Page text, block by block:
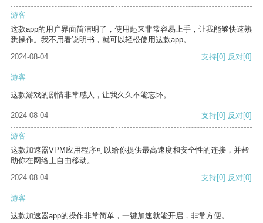
游客
这款app的用户界面简洁明了，使用起来非常容易上手，让我能够快速熟
悉操作。我不用看说明书，就可以轻松使用这款app。
2024-08-04
支持[0] 反对[0]
游客
这款游戏的剧情非常感人，让我久久不能忘怀。
2024-08-04 支持[0] 反对[0]
游客
这款加速器VPM应用程序可以给你提供最高速度和安全性的连接，并帮
助你在网络上自由移动。
2024-08-04
支持[0] 反对[0]
游客
这款加速器app的操作非常简单，一键加速就能开启，非常方便。